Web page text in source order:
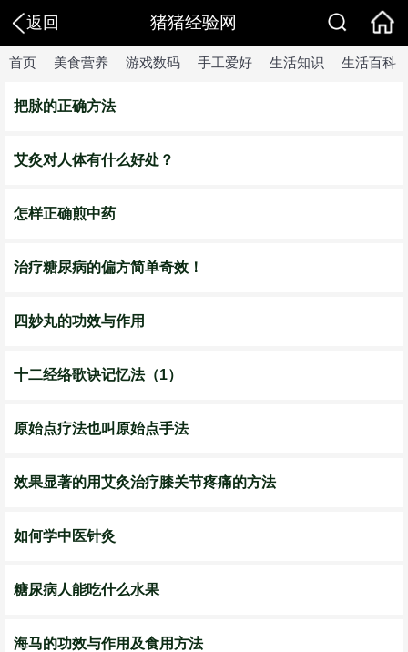
返回 猪猪经验网
首页 美食营养 游戏数码 手工爱好 生活知识 生活百科
把脉的正确方法
艾灸对人体有什么好处？
怎样正确煎中药
治疗糖尿病的偏方简单奇效！
四妙丸的功效与作用
十二经络歌诀记忆法（1）
原始点疗法也叫原始点手法
效果显著的用艾灸治疗膝关节疼痛的方法
如何学中医针灸
糖尿病人能吃什么水果
海马的功效与作用及食用方法